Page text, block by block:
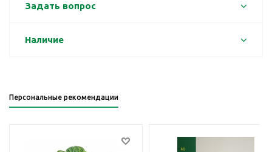
Задать вопрос
Наличие
Персональные рекомендации